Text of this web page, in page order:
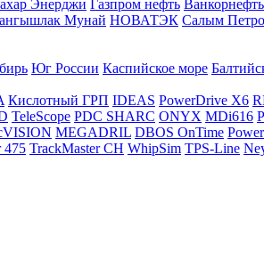
Энерджи Газпром нефть Ванкорнефть
Мунай НОВАТЭК Салым
Юг России Каспийское море
Кислотный ГРП IDEAS PowerDrive X6
TeleScope PDC SHARC ONYX MDi616
MEGADRIL DBOS OnTime
475 TrackMaster CH WhipSim TPS-Line